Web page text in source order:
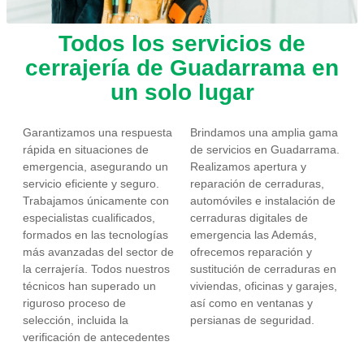
Todos los servicios de
cerrajería de Guadarrama en
un solo lugar
Garantizamos una respuesta
rápida en situaciones de
emergencia, asegurando un
servicio eficiente y seguro.
Trabajamos únicamente con
especialistas cualificados,
formados en las tecnologías
más avanzadas del sector de
la cerrajería. Todos nuestros
técnicos han superado un
riguroso proceso de
selección, incluida la
verificación de antecedentes
Brindamos una amplia gama
de servicios en Guadarrama.
Realizamos apertura y
reparación de cerraduras,
automóviles e instalación de
cerraduras digitales de
emergencia las Además,
ofrecemos reparación y
sustitución de cerraduras en
viviendas, oficinas y garajes,
así como en ventanas y
persianas de seguridad.